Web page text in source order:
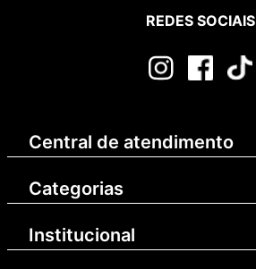
REDES SOCIAIS
Central de atendimento
Categorias
Institucional